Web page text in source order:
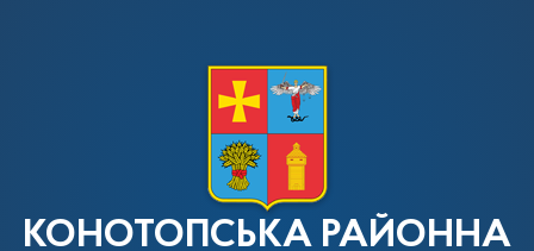
КОНОТОПСЬКА РАЙОННА